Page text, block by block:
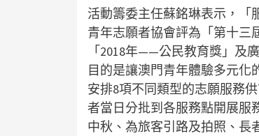
活動籌委主任蘇銘琳表示，「
青年志願者協會評為「第十三
「2018年——公民教育獎」及
目的是讓澳門青年體驗多元化
安排8項不同類型的志願服務
者當日分批到各服務點開展服
中秋、為旅客引路及拍照、長